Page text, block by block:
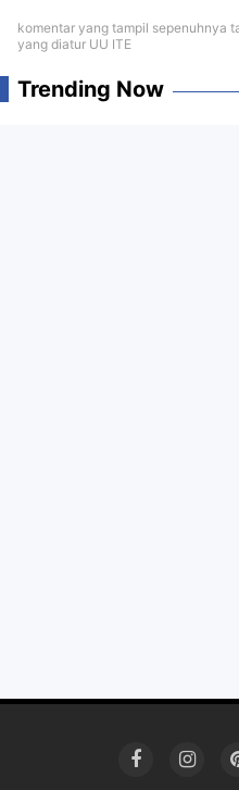
komentar yang tampil sepenuhnya
yang diatur UU ITE
Trending Now